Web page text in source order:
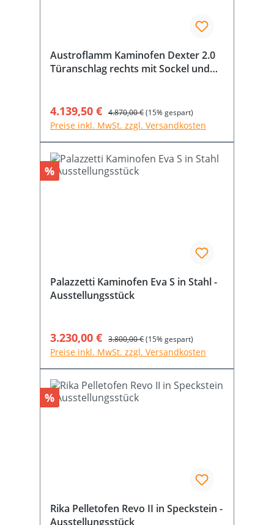
Austroflamm Kaminofen Dexter 2.0
Türanschlag rechts mit Sockel und
Verkaufspreis:
4.139,50 € Regulärer Preis:
4.870,00 €(15% gespart)
Preise inkl. MwSt. zzgl. Versandkosten
Rabatt
%
Palazzetti Kaminofen Eva S in Stahl -
Ausstellungsstück
Verkaufspreis:
3.230,00 € Regulärer Preis:
3.800,00 €(15% gespart)
Preise inkl. MwSt. zzgl. Versandkosten
Rabatt
%
Rika Pelletofen Revo II in Speckstein -
Ausstellungsstück